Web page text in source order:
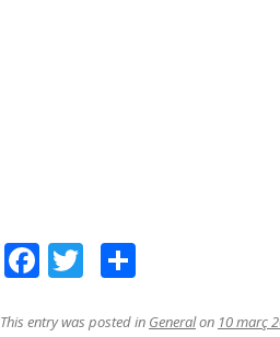
F
This entry was posted in Generalon 10 març